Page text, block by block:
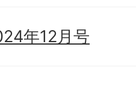
年12月号